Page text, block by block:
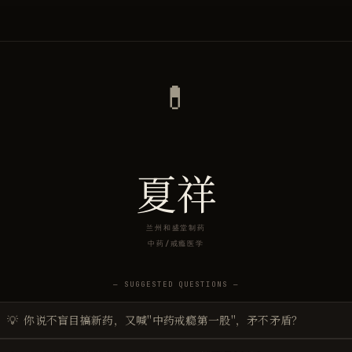
💊
夏祥
兰州和盛堂制药
中药/戒瘾医学
— SUGGESTED QUESTIONS —
💡 你说不盲目搞新药，又喊"中药戒瘾第一股"，矛不矛盾？